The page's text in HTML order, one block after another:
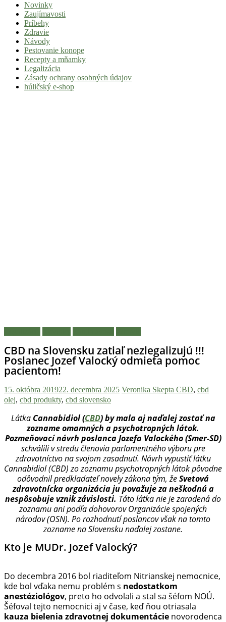
Tvoj
sprievodca
svetom
pohody
stoner
a
lifestyle.
Klikni
a
nalaď
sa
na
pohodu.
Novinky
Zaujímavosti
Príbehy
Zdravie
Návody
Pestovanie konope
Recepty a mňamky
Legalizácia
Zásady ochrany osobných údajov
húličský e-shop
CBD na Slovensku zatiaľ nezlegalizujú !!!
Poslanec Jozef Valocký odmieta pomoc
pacientom!
15. októbra 201922. decembra 2025 Veronika Skepta CBD, cbd
olej, cbd produkty, cbd slovensko
LátkaCannabidiol (CBD) by mala aj naďalej zostať na
zozname omamných a psychotropných látok.
Pozmeňovací návrh poslanca Jozefa Valockého (Smer-SD)
schválili v stredu členovia parlamentného výboru pre
zdravotníctvo na svojom zasadnutí. Návrh vypustiť látku
Cannabidiol (CBD) zo zoznamu psychotropných látok pôvodne
odôvodnil predkladateľ novely zákona tým, žeSvetová
zdravotnícka organizácia ju považuje za neškodnú a
nespôsobuje vznik závislosti. Táto látka nie je zaradená do
zoznamu ani podľa dohovorov Organizácie spojených
národov (OSN). Po rozhodnutí poslancov však na tomto
zozname na Slovensku naďalej zostane.
Kto je MUDr. Jozef Valocký?
Do decembra 2016 bol riaditeľom Nitrianskej nemocnice,
kde bol vďaka nemu problém s nedostatkom
anestéziológov, preto ho odvolali a stal sa šéfom NOÚ.
Šéfoval tejto nemocnici aj v čase, keď ňou otriasala
kauza bielenia zdravotnej dokumentácie novorodenca